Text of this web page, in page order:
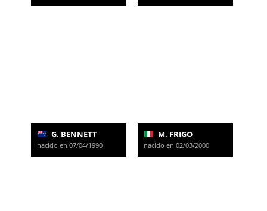
G. BENNETT
nacido en 07/04/1990
M. FRIGO
nacido en 02/03/2000